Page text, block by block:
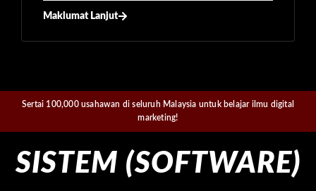
Maklumat Lanjut
Sertai 100,000 usahawan di seluruh Malaysia untuk belajar ilmu digital
marketing!
SISTEM (SOFTWARE)